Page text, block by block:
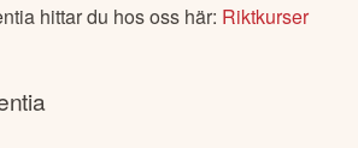
hittar du hos oss här: Riktkurser